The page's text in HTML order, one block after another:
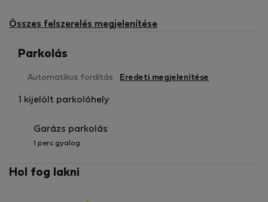
Összes felszerelés megjelenítése
Parkolás
Automatikus fordítás Eredeti megjelenítése
1 kijelölt parkolóhely
Garázs parkolás
1 perc gyalog
Hol fog lakni